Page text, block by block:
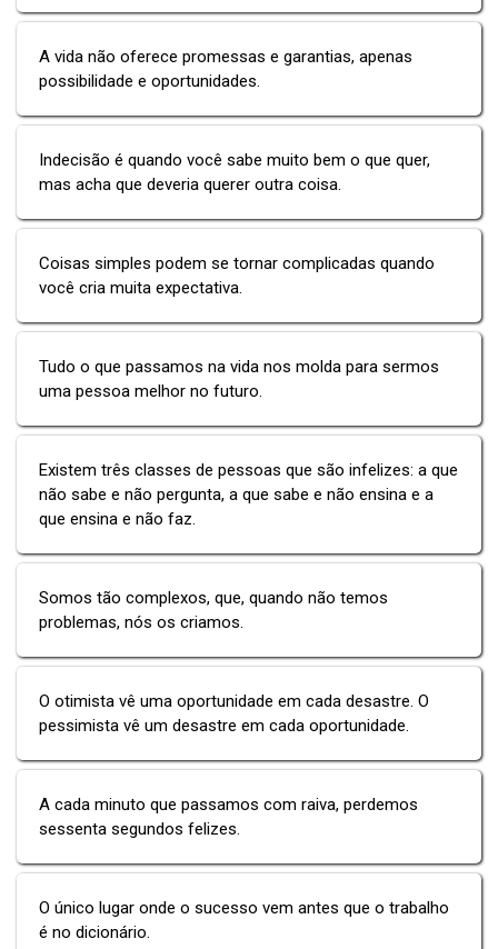
A vida não oferece promessas e garantias, apenas
possibilidade e oportunidades.
Indecisão é quando você sabe muito bem o que quer,
mas acha que deveria querer outra coisa.
Coisas simples podem se tornar complicadas quando
você cria muita expectativa.
Tudo o que passamos na vida nos molda para sermos
uma pessoa melhor no futuro.
Existem três classes de pessoas que são infelizes: a que
não sabe e não pergunta, a que sabe e não ensina e a
que ensina e não faz.
Somos tão complexos, que, quando não temos
problemas, nós os criamos.
O otimista vê uma oportunidade em cada desastre. O
pessimista vê um desastre em cada oportunidade.
A cada minuto que passamos com raiva, perdemos
sessenta segundos felizes.
O único lugar onde o sucesso vem antes que o trabalho
é no dicionário.